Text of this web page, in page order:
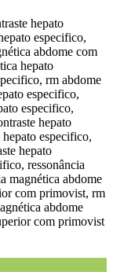
hepato
especifico,
abdome com
hepato
rm abdome
especifico,
especifico,
hepato
especifico,
hepato
ressonância
magnética abdome
com primovist, rm
abdome
com primovist